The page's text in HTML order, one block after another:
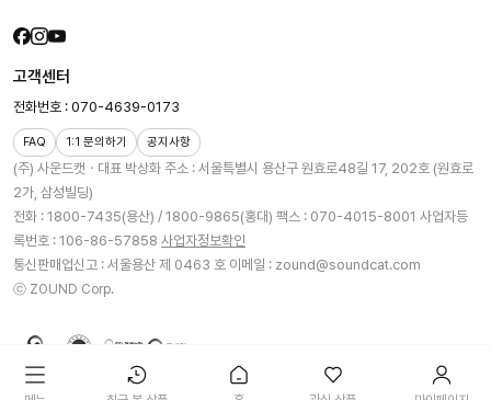
(주) 사운드캣ㆍ대표 박상화 주소 : 서울특별시 용산구 원효로48길 17, 202호 (원효로
2가, 삼성빌딩)
전화 : 1800-7435(용산) / 1800-9865(홍대) 팩스 : 070-4015-8001 사업자등
록번호 : 106-86-57858 사업자정보확인
통신판매업신고 : 서울용산 제 0463 호 이메일 : zound@soundcat.com
ⓒ ZOUND Corp.
고객센터
전화번호 : 070-4639-0173
FAQ 1:1 문의하기 공지사항